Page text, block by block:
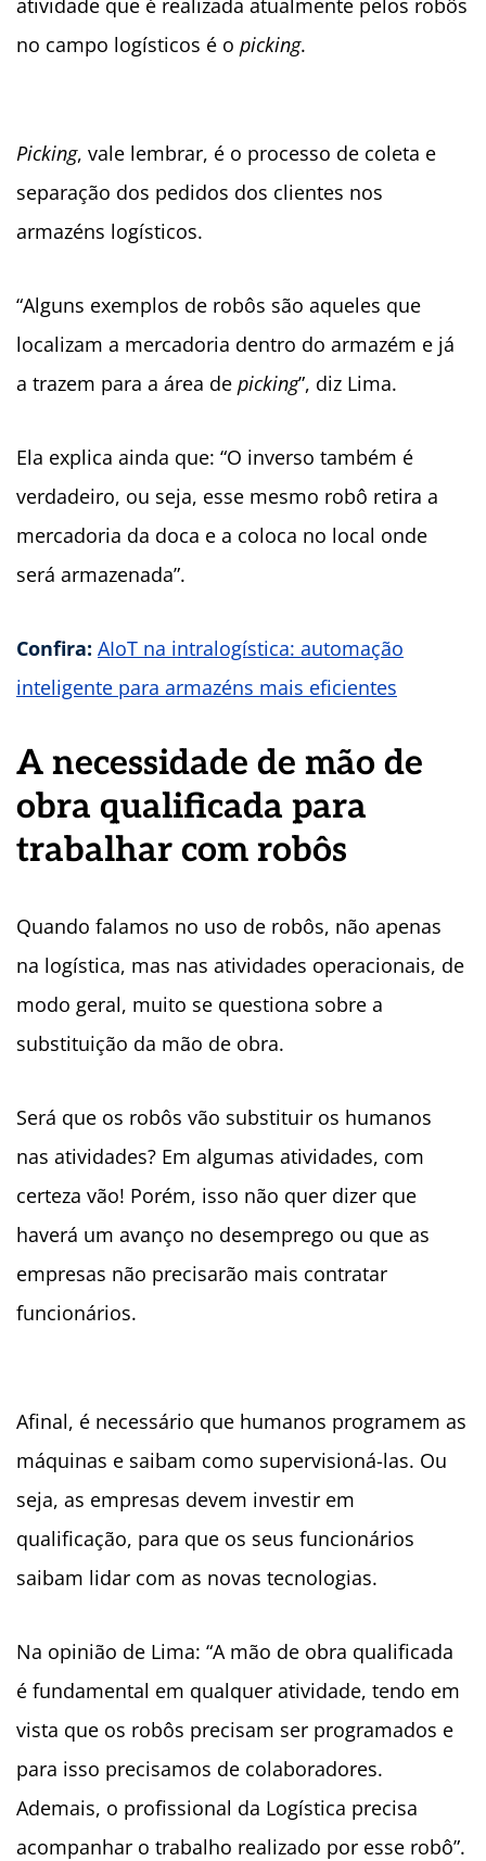
atividade que é realizada atualmente pelos robôs
no campo logísticos é o picking.
Picking, vale lembrar, é o processo de coleta e
separação dos pedidos dos clientes nos
armazéns logísticos.
“Alguns exemplos de robôs são aqueles que
localizam a mercadoria dentro do armazém e já
a trazem para a área de picking”, diz Lima.
Ela explica ainda que: “O inverso também é
verdadeiro, ou seja, esse mesmo robô retira a
mercadoria da doca e a coloca no local onde
será armazenada”.
Confira: AIoT na intralogística: automação
inteligente para armazéns mais eficientes
A necessidade de mão de
obra qualificada para
trabalhar com robôs
Quando falamos no uso de robôs, não apenas
na logística, mas nas atividades operacionais, de
modo geral, muito se questiona sobre a
substituição da mão de obra.
Será que os robôs vão substituir os humanos
nas atividades? Em algumas atividades, com
certeza vão! Porém, isso não quer dizer que
haverá um avanço no desemprego ou que as
empresas não precisarão mais contratar
funcionários.
Afinal, é necessário que humanos programem as
máquinas e saibam como supervisioná-las. Ou
seja, as empresas devem investir em
qualificação, para que os seus funcionários
saibam lidar com as novas tecnologias.
Na opinião de Lima: “A mão de obra qualificada
é fundamental em qualquer atividade, tendo em
vista que os robôs precisam ser programados e
para isso precisamos de colaboradores.
Ademais, o profissional da Logística precisa
acompanhar o trabalho realizado por esse robô”.